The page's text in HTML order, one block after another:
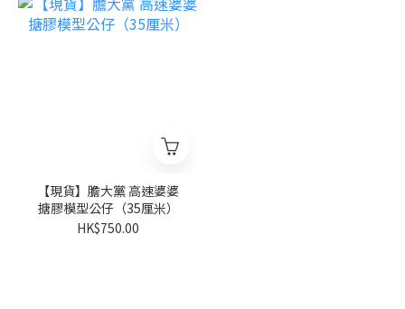
【現貨】膽大黨 高速婆婆
搪膠模型公仔（35厘米）
HK$750.00